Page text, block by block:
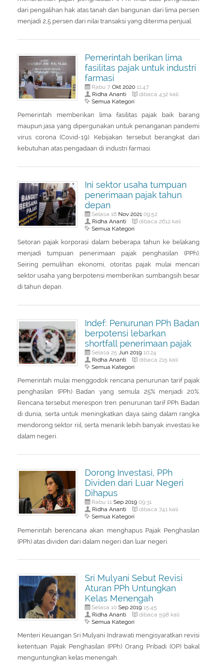
dari pengalihan hak atas tanah dan bangunan dari lima persen
menjadi 2,5 persen dari nilai transaksi yang diterima penjual.
Pemerintah berikan lima
fasilitas pajak untuk industri
farmasi
Rabu 7 Okt 202011:47
Ridha Ananti dibaca 432 kali
Semua Kategori
Pemerintah memberikan lima fasilitas pajak baik barang
maupun jasa yang dipergunakan untuk penanganan pandemi
virus corona (Covid-19). Kebijakan tersebut berangkat dari
kebutuhan atas pengadaan di industri farmasi.
Ini sektor usaha tumpuan
penerimaan pajak tahun
depan
Selasa 16 Nov 2021 09:52
Ridha Ananti dibaca 2612 kali
Semua Kategori
Setoran pajak korporasi dalam beberapa tahun ke belakang
menjadi tumpuan penerimaan pajak penghasilan (PPh).
Seiring pemulihan ekonomi, otoritas pajak mulai mencari
sektor usaha yang berpotensi memberikan sumbangsih besar
di tahun depan.
Indef: Penurunan PPh Badan
berpotensi lebarkan
shortfall penerimaan pajak
Selasa 25 Jun 201910:24
Ridha Ananti dibaca 215 kali
Semua Kategori
Pemerintah mulai menggodok rencana penurunan tarif pajak
penghasilan (PPh) Badan yang semula 25% menjadi 20%.
Rencana tersebut merespon tren penurunan tarif PPh Badan
di dunia, serta untuk meningkatkan daya saing dalam rangka
mendorong sektor riil, serta menarik lebih banyak investasi ke
dalam negeri.
Dorong Investasi, PPh
Dividen dari Luar Negeri
Dihapus
Rabu 11 Sep 201909:31
Ridha Ananti dibaca 741 kali
Semua Kategori
Pemerintah berencana akan menghapus Pajak Penghasilan
(PPh) atas dividen dari dalam negeri dan luar negeri.
Sri Mulyani Sebut Revisi
Aturan PPh Untungkan
Kelas Menengah
Selasa 10 Sep 201915:45
Ridha Ananti dibaca 598 kali
Semua Kategori
Menteri Keuangan Sri Mulyani Indrawati mengisyaratkan revisi
ketentuan Pajak Penghasilan (PPh) Orang Pribadi (OP) bakal
menguntungkan kelas menengah.